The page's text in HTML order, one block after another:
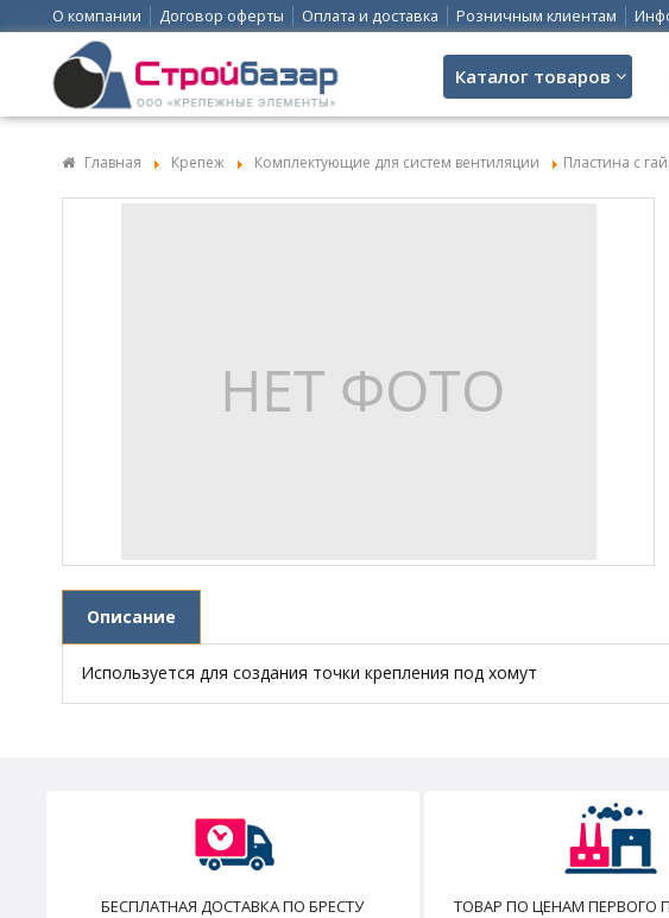
О компании Договор оферты Оплата и доставка Розничным клиентам
Каталог товаров
Главная Крепеж Комплектующие для систем вентиляции Пластина с
Описание
Используется для создания точки крепления под хомут
БЕСПЛАТНАЯ ДОСТАВКА ПО БРЕСТУ ТОВАР ПО ЦЕНАМ ПЕРВОГО